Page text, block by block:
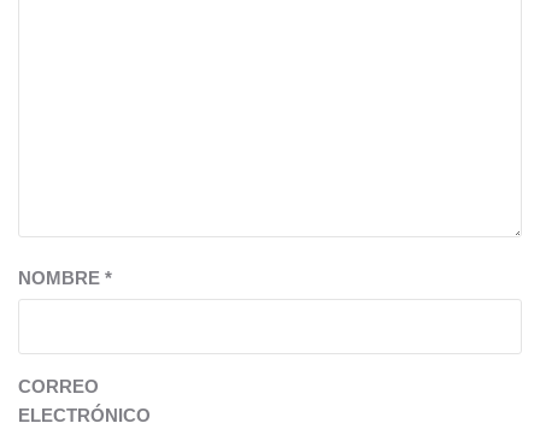
NOMBRE *
CORREO
ELECTRÓNICO